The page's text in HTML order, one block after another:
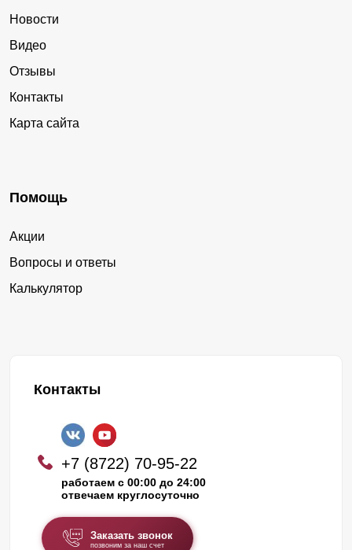
Новости
Видео
Отзывы
Контакты
Карта сайта
Помощь
Акции
Вопросы и ответы
Калькулятор
Контакты
+7 (8722) 70-95-22
работаем с 00:00 до 24:00
отвечаем круглосуточно
Заказать звонок
позвоним за наш счет